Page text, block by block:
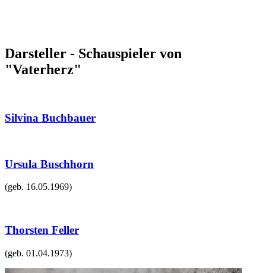
Darsteller - Schauspieler von
"Vaterherz"
Silvina Buchbauer
Ursula Buschhorn
(geb. 16.05.1969)
Thorsten Feller
(geb. 01.04.1973)